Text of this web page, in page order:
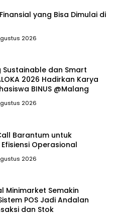
yang Bisa Dimulai di
2026
Sustainable dan Smart
2026 Hadirkan Karya
BINUS @Malang
2026
Barantum untuk
Operasional
2026
Minimarket Semakin
POS Jadi Andalan
dan Stok